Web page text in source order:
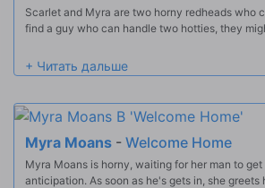
Scarlet and Myra are two horny redheads who
find a guy who can handle two hotties, they
Myra Moans - Welcome Home
Myra Moans is horny, waiting for her man to
anticipation. As soon as he's gets in, she